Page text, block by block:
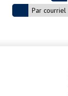
Par courriel